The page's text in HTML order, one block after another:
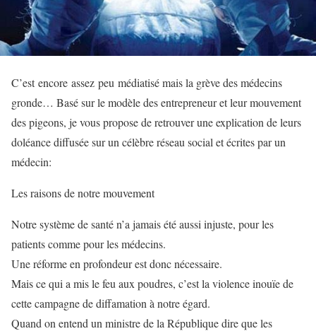
C’est encore assez peu médiatisé mais la grève des médecins
gronde… Basé sur le modèle des entrepreneur et leur mouvement
des pigeons, je vous propose de retrouver une explication de leurs
doléance diffusée sur un célèbre réseau social et écrites par un
médecin:
Les raisons de notre mouvement
Notre système de santé n’a jamais été aussi injuste, pour les
patients comme pour les médecins.
Une réforme en profondeur est donc nécessaire.
Mais ce qui a mis le feu aux poudres, c’est la violence inouïe de
cette campagne de diffamation à notre égard.
Quand on entend un ministre de la République dire que les